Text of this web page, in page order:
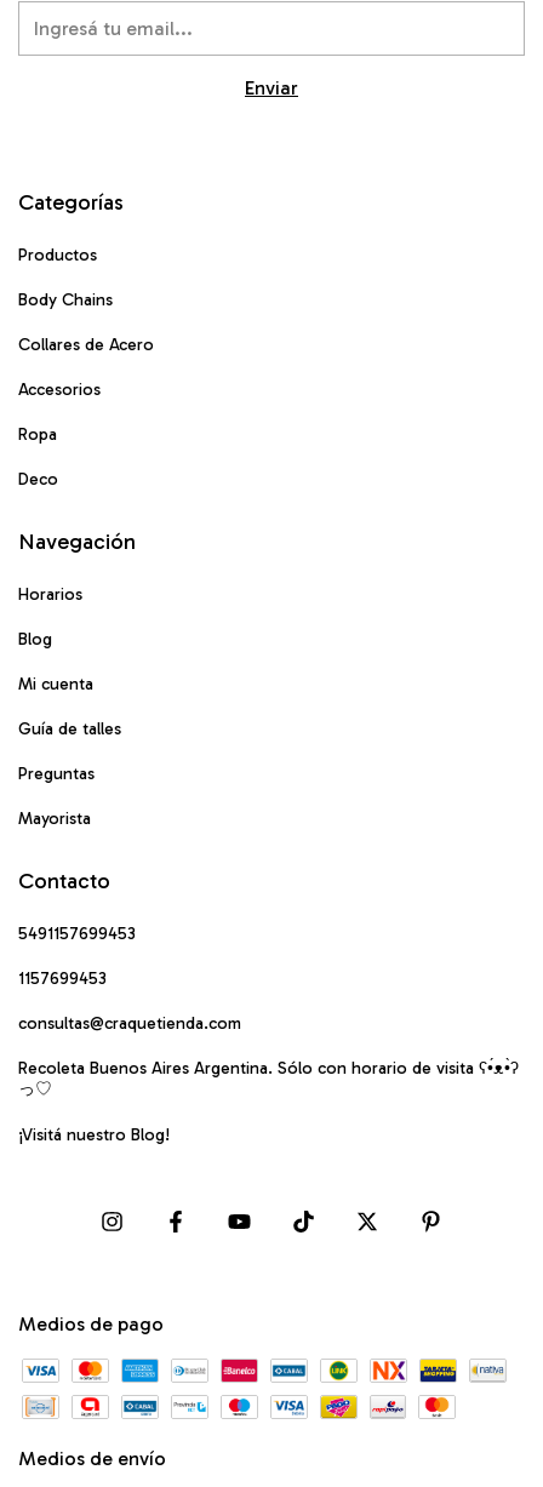
Categorías
Productos
Body Chains
Collares de Acero
Accesorios
Ropa
Deco
Navegación
Horarios
Blog
Mi cuenta
Guía de talles
Preguntas
Mayorista
Contacto
5491157699453
1157699453
consultas@craquetienda.com
Recoleta Buenos Aires Argentina. Sólo con horario de visita ʕ•́ᴥ•̀ʔ
っ♡
¡Visitá nuestro Blog!
Medios de pago
Medios de envío